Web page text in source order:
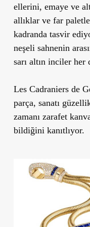
ellerini, emaye ve
allıklar ve far
kadranda tasvir
neşeli sahnenin
sarı altın inciler her
Les Cadraniers de
parça, sanatı
zamanı zarafet
bildiğini kanıtlıyor.